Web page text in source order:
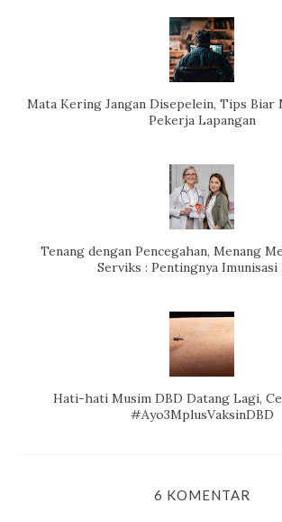
Mata Kering Jangan Disepelein, Tips Biar
Pekerja Lapangan
Tenang dengan Pencegahan, Menang
Serviks : Pentingnya Imunisasi
Hati-hati Musim DBD Datang Lagi,
#Ayo3MplusVaksinDBD
6 KOMENTAR